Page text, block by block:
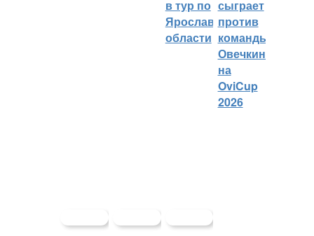
в тур по
Ярославской
области
сыграет
против
команды
Овечкина
на
OviCup
2026